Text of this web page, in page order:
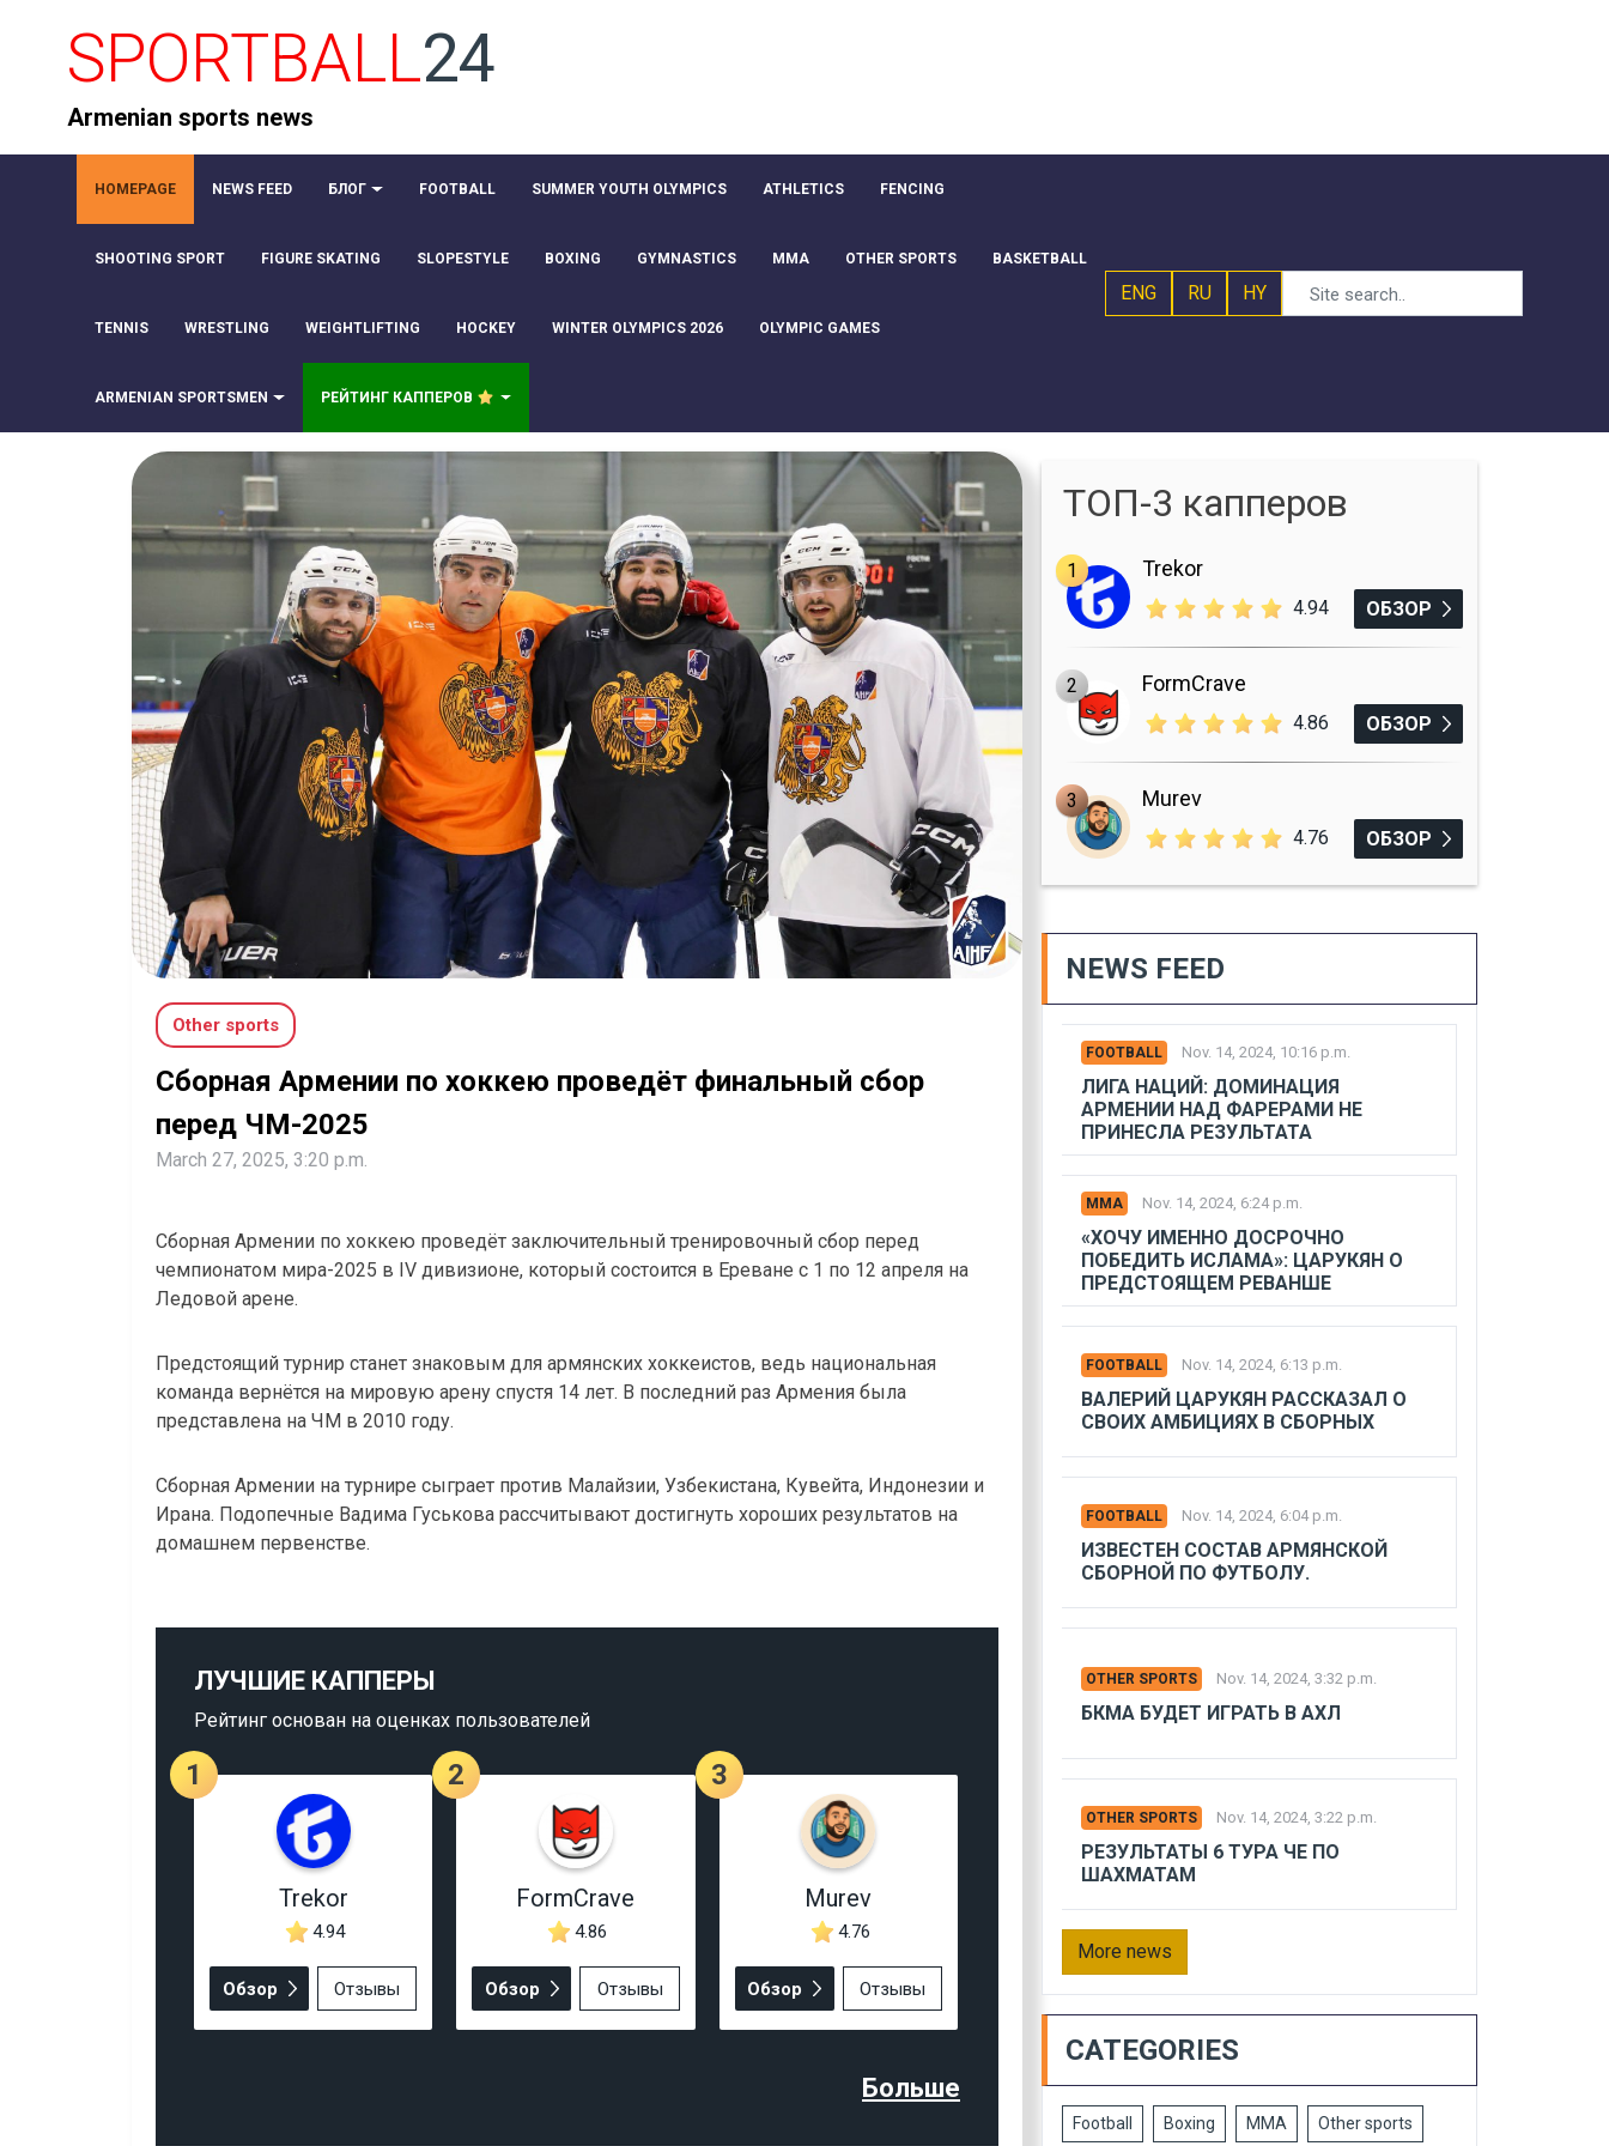
SPORTBALL24
Armenian sports news
HOMEPAGE NEWS FEED БЛОГ FOOTBALL SUMMER YOUTH OLYMPICS ATHLETICS FENCING
SHOOTING SPORT FIGURE SKATING SLOPESTYLE BOXING GYMNASTICS MMA OTHER SPORTS BASKETBALL
TENNIS WRESTLING WEIGHTLIFTING HOCKEY WINTER OLYMPICS 2026 OLYMPIC GAMES
ARMENIAN SPORTSMEN РЕЙТИНГ КАППЕРОВ
ENG RU HY
Other sports
Сборная Армении по хоккею проведёт финальный сбор
перед ЧМ-2025
March 27, 2025, 3:20 p.m.
Сборная Армении по хоккею проведёт заключительный тренировочный сбор перед
чемпионатом мира-2025 в IV дивизионе, который состоится в Ереване с 1 по 12 апреля на
Ледовой арене.
Предстоящий турнир станет знаковым для армянских хоккеистов, ведь национальная
команда вернётся на мировую арену спустя 14 лет. В последний раз Армения была
представлена на ЧМ в 2010 году.
Сборная Армении на турнире сыграет против Малайзии, Узбекистана, Кувейта, Индонезии и
Ирана. Подопечные Вадима Гуськова рассчитывают достигнуть хороших результатов на
домашнем первенстве.
ЛУЧШИЕ КАППЕРЫ
Рейтинг основан на оценках пользователей
1
Trekor
4.94
Обзор Отзывы
2
FormCrave
4.86
Обзор Отзывы
3
Murev
4.76
Обзор Отзывы
Больше
ТОП-3 капперов
1 Trekor
4.94 ОБЗОР
2 FormCrave
4.86 ОБЗОР
3 Murev
4.76 ОБЗОР
NEWS FEED
FOOTBALL Nov. 14, 2024, 10:16 p.m.
ЛИГА НАЦИЙ: ДОМИНАЦИЯ
АРМЕНИИ НАД ФАРЕРАМИ НЕ
ПРИНЕСЛА РЕЗУЛЬТАТА
MMA Nov. 14, 2024, 6:24 p.m.
«ХОЧУ ИМЕННО ДОСРОЧНО
ПОБЕДИТЬ ИСЛАМА»: ЦАРУКЯН О
ПРЕДСТОЯЩЕМ РЕВАНШЕ
FOOTBALL Nov. 14, 2024, 6:13 p.m.
ВАЛЕРИЙ ЦАРУКЯН РАССКАЗАЛ О
СВОИХ АМБИЦИЯХ В СБОРНЫХ
FOOTBALL Nov. 14, 2024, 6:04 p.m.
ИЗВЕСТЕН СОСТАВ АРМЯНСКОЙ
СБОРНОЙ ПО ФУТБОЛУ.
OTHER SPORTS Nov. 14, 2024, 3:32 p.m.
БКМА БУДЕТ ИГРАТЬ В АХЛ
OTHER SPORTS Nov. 14, 2024, 3:22 p.m.
РЕЗУЛЬТАТЫ 6 ТУРА ЧЕ ПО
ШАХМАТАМ
More news
CATEGORIES
Football Boxing MMA Other sports